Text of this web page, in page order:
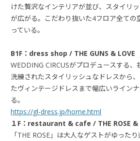
けた贅沢なインテリアが並び、スタイリ
が広がる。こだわり抜いた4フロア全ての
っている。
B1F：dress shop / THE GUNS & LOVE
WEDDING CIRCUSがプロデュースする、
洗練されたスタイリッシュなドレスから
たヴィンテージドレスまで幅広いライン
る。
https://gl-dress.jp/home.html
１F：restaurant & cafe / THE ROSE &
「THE ROSE」は大人なゲストがゆった